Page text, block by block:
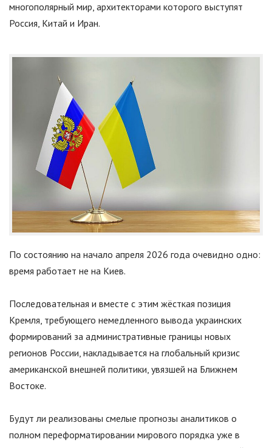
многополярный мир, архитекторами которого выступят
Россия, Китай и Иран.
По состоянию на начало апреля 2026 года очевидно одно:
время работает не на Киев.
Последовательная и вместе с этим жёсткая позиция
Кремля, требующего немедленного вывода украинских
формирований за административные границы новых
регионов России, накладывается на глобальный кризис
американской внешней политики, увязшей на Ближнем
Востоке.
Будут ли реализованы смелые прогнозы аналитиков о
полном переформатировании мирового порядка уже в